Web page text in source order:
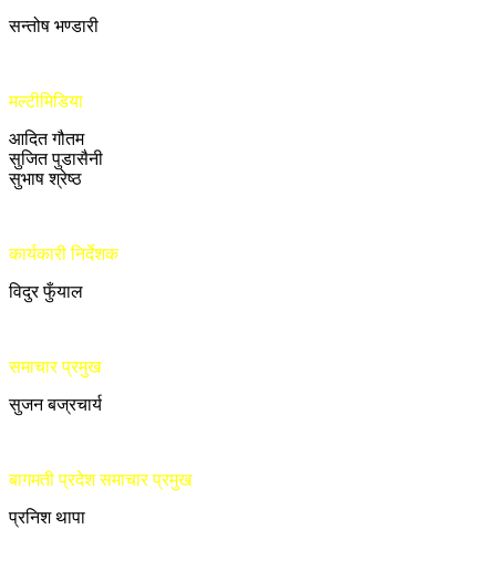
सन्तोष भण्डारी
मल्टीमिडिया
आदित गौतम
सुजित पुडासैनी
सुभाष श्रेष्ठ
कार्यकारी निर्देशक
विदुर फुँयाल
समाचार प्रमुख
सुजन बज्रचार्य
बागमती प्रदेश समाचार प्रमुख
प्रनिश थापा